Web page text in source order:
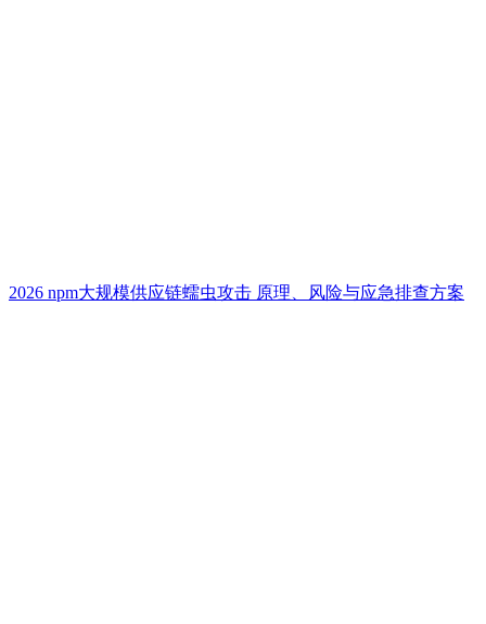
2026 npm大规模供应链蠕虫攻击 原理、风险与应急排查方案